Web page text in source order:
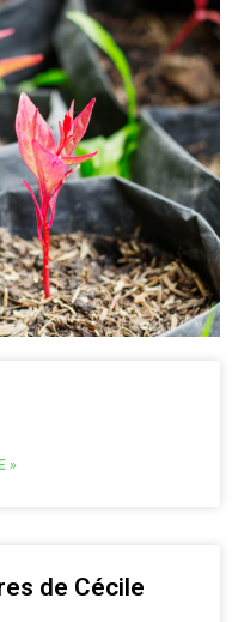
»
de Cécile